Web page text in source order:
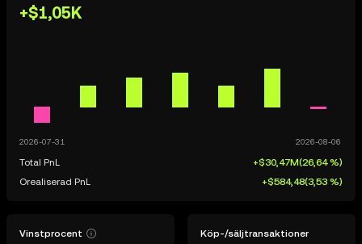
+$1,05K
Total PnL +$30,47M(26,64 %)
Orealiserad PnL
+$584,48(3,53 %)
Vinstprocent Köp-/säljtransaktioner